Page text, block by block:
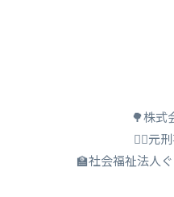
🌳株式
🕵️‍♂️元
🏫社会福祉法人